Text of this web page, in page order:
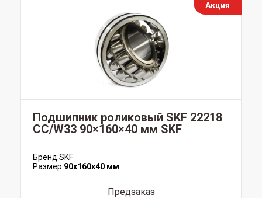
Акция
Подшипник роликовый SKF 22218
CC/W33 90×160×40 мм SKF
Бренд:SKF
Размер:90x160x40 мм
Предзаказ